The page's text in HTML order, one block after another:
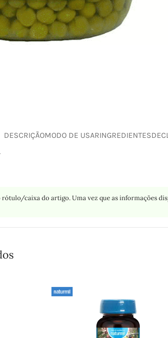
DESCRIÇÃOMODO DE USARINGREDIENTES
caixa do artigo. Uma vez que as informações